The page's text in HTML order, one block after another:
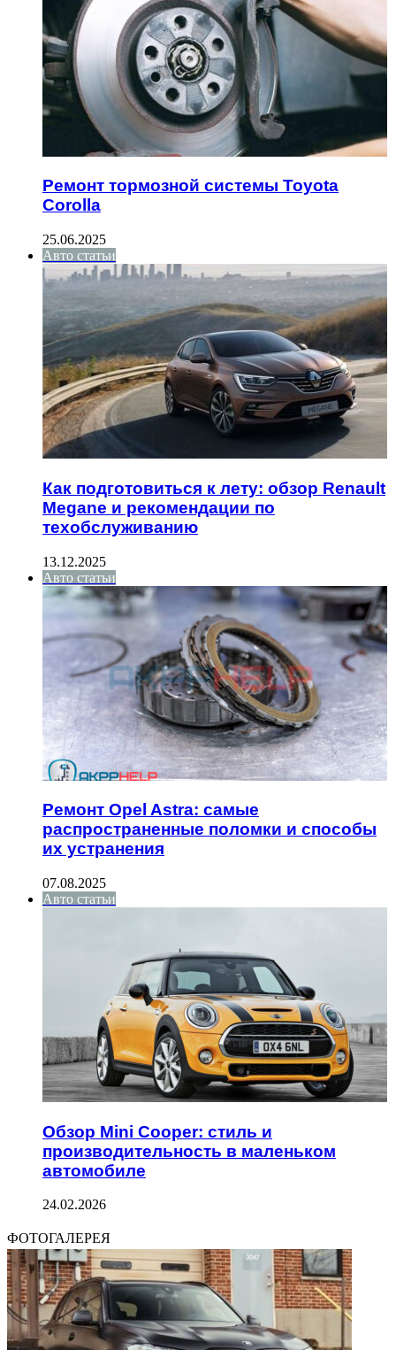
Ремонт тормозной системы Toyota
Corolla
25.06.2025
Авто статьи
Как подготовиться к лету: обзор Renault
Megane и рекомендации по
техобслуживанию
13.12.2025
Авто статьи
Ремонт Opel Astra: самые
распространенные поломки и способы
их устранения
07.08.2025
Авто статьи
Обзор Mini Cooper: стиль и
производительность в маленьком
автомобиле
24.02.2026
ФОТОГАЛЕРЕЯ